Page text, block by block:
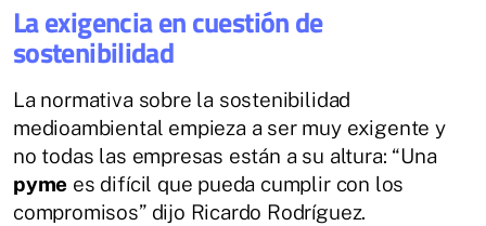
La exigencia en cuestión de
sostenibilidad
La normativa sobre la sostenibilidad
medioambiental empieza a ser muy exigente y
no todas las empresas están a su altura: “Una
pyme es difícil que pueda cumplir con los
compromisos” dijo Ricardo Rodríguez.